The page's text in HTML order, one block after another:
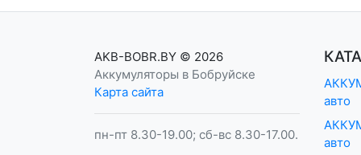
AKB-BOBR.BY © 2026
Аккумуляторы в Бобруйске
Карта сайта
пн-пт 8.30-19.00; сб-вс 8.30-17.00.
авто
авто